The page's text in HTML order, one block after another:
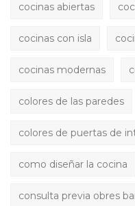
cocinas abiertas
cocinas con isla
cocinas modernas
colores de las paredes
colores de puertas de
como diseñar la cocina
consulta previa obres